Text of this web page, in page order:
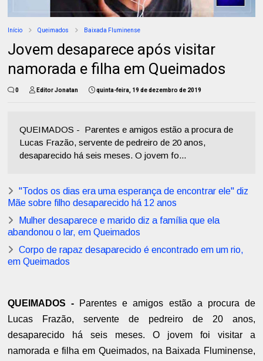
Início Queimados Baixada Fluminense
Jovem desaparece após visitar
namorada e filha em Queimados
0 Editor Jonatan quinta-feira, 19 de dezembro de 2019
QUEIMADOS - Parentes e amigos estão a procura de
Lucas Frazão, servente de pedreiro de 20 anos,
desaparecido há seis meses. O jovem fo...
"Todos os dias era uma esperança de encontrar ele" diz
Mãe sobre filho desaparecido há 12 anos
Mulher desaparece e marido diz a família que ela
abandonou o lar, em Queimados
Corpo de rapaz desaparecido é encontrado em um rio,
em Queimados
QUEIMADOS - Parentes e amigos estão a procura de
Lucas Frazão, servente de pedreiro de 20 anos,
desaparecido há seis meses. O jovem foi visitar a
namorada e filha em Queimados, na Baixada Fluminense,